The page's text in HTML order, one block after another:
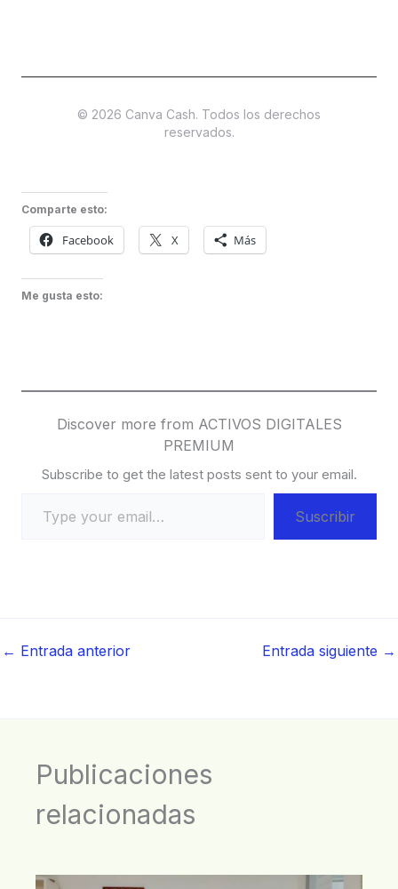
© 2026 Canva Cash. Todos los derechos
reservados.
Comparte esto:
Facebook X Más
Me gusta esto:
Discover more from ACTIVOS DIGITALES
PREMIUM
Subscribe to get the latest posts sent to your email.
Suscribir
← Entrada anterior Entrada siguiente →
Publicaciones
relacionadas